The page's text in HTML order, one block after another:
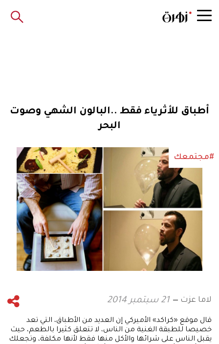
أطباق للأثرياء فقط ..البالون الشهي وصوت
البحر
#مجتمعك
لاما عزت 21 سبتمبر 2014
قال موقع «كراكد» الأميركي إن العديد من الأطباق، التي تعد
خصيصا للطبقة الغنية من الناس، لا تتعلق كثيرا بالطعم، حيث
يقبل الناس على شرائها والأكل منها فقط لأنها مكلفة، وتجعلك